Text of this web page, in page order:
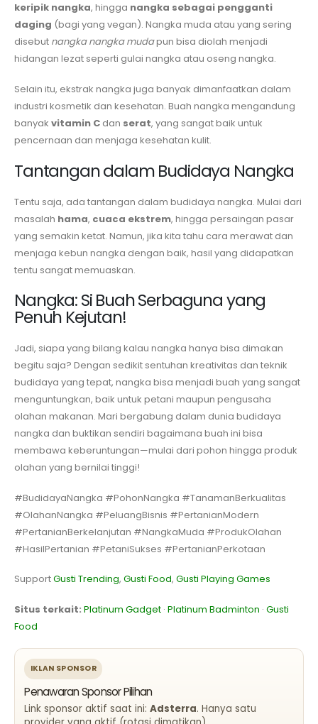
keripik nangka, hingga nangka sebagai pengganti
daging (bagi yang vegan). Nangka muda atau yang sering
disebut nangka nangka mudapun bisa diolah menjadi
hidangan lezat seperti gulai nangka atau oseng nangka.
Selain itu, ekstrak nangka juga banyak dimanfaatkan dalam
industri kosmetik dan kesehatan. Buah nangka mengandung
banyak vitamin C dan serat, yang sangat baik untuk
pencernaan dan menjaga kesehatan kulit.
Tantangan dalam Budidaya Nangka
Tentu saja, ada tantangan dalam budidaya nangka. Mulai dari
masalah hama, cuaca ekstrem, hingga persaingan pasar
yang semakin ketat. Namun, jika kita tahu cara merawat dan
menjaga kebun nangka dengan baik, hasil yang didapatkan
tentu sangat memuaskan.
Nangka: Si Buah Serbaguna yang
Penuh Kejutan!
Jadi, siapa yang bilang kalau nangka hanya bisa dimakan
begitu saja? Dengan sedikit sentuhan kreativitas dan teknik
budidaya yang tepat, nangka bisa menjadi buah yang sangat
menguntungkan, baik untuk petani maupun pengusaha
olahan makanan. Mari bergabung dalam dunia budidaya
nangka dan buktikan sendiri bagaimana buah ini bisa
membawa keberuntungan—mulai dari pohon hingga produk
olahan yang bernilai tinggi!
#BudidayaNangka #PohonNangka #TanamanBerkualitas
#OlahanNangka #PeluangBisnis #PertanianModern
#PertanianBerkelanjutan #NangkaMuda #ProdukOlahan
#HasilPertanian #PetaniSukses #PertanianPerkotaan
SupportGusti Trending, Gusti Food, Gusti Playing Games
Situs terkait: Platinum Gadget · Platinum Badminton · Gusti
Food
IKLAN SPONSOR
Penawaran Sponsor Pilihan
Link sponsor aktif saat ini:Adsterra. Hanya satu